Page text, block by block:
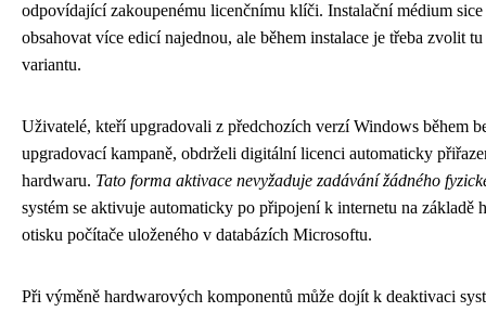
odpovídající zakoupenému licenčnímu klíči. Instalační médium sice
obsahovat více edicí najednou, ale během instalace je třeba zvolit
variantu.
Uživatelé, kteří upgradovali z předchozích verzí Windows během
upgradovací kampaně, obdrželi digitální licenci automaticky
hardwaru. Tato forma aktivace nevyžaduje zadávání žádného
systém se aktivuje automaticky po připojení k internetu na základě
otisku počítače uloženého v databázích Microsoftu.
Při výměně hardwarových komponentů může dojít k deaktivaci